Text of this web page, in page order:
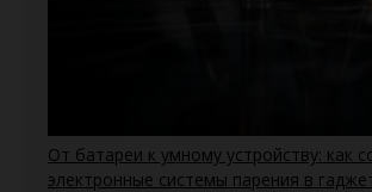
От батареи к умному устройству: как
электронные системы парения в